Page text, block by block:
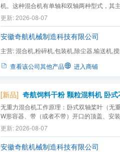
机。这种混合机有单轴和双轴两种型式，其
传动部分和控制部分等组成。它在翻动和混
料从一端运动到另一端，卧式混合机一般设
口，或配成全活底门，分别有小开门、大开
残...
更新: 2026-08-07
安徽奇航机械制造科技有限公司
主营:混合机,粉碎机,包装机,除尘器,输送机,
查看该公司其他产品
进入商铺
[新品]
无重力混合机工作原理：卧式双轴桨叶（无
W形容器、带（或者不带）开口的顶盖、安
的双轴、传动单元、支撑架、密封件、出料
于双轴反向旋转，成一定角度的浆叶将物料
搅，使物料达到均匀混合的效果。物料在混
更新: 2026-08-07
安徽奇航机械制造科技有限公司